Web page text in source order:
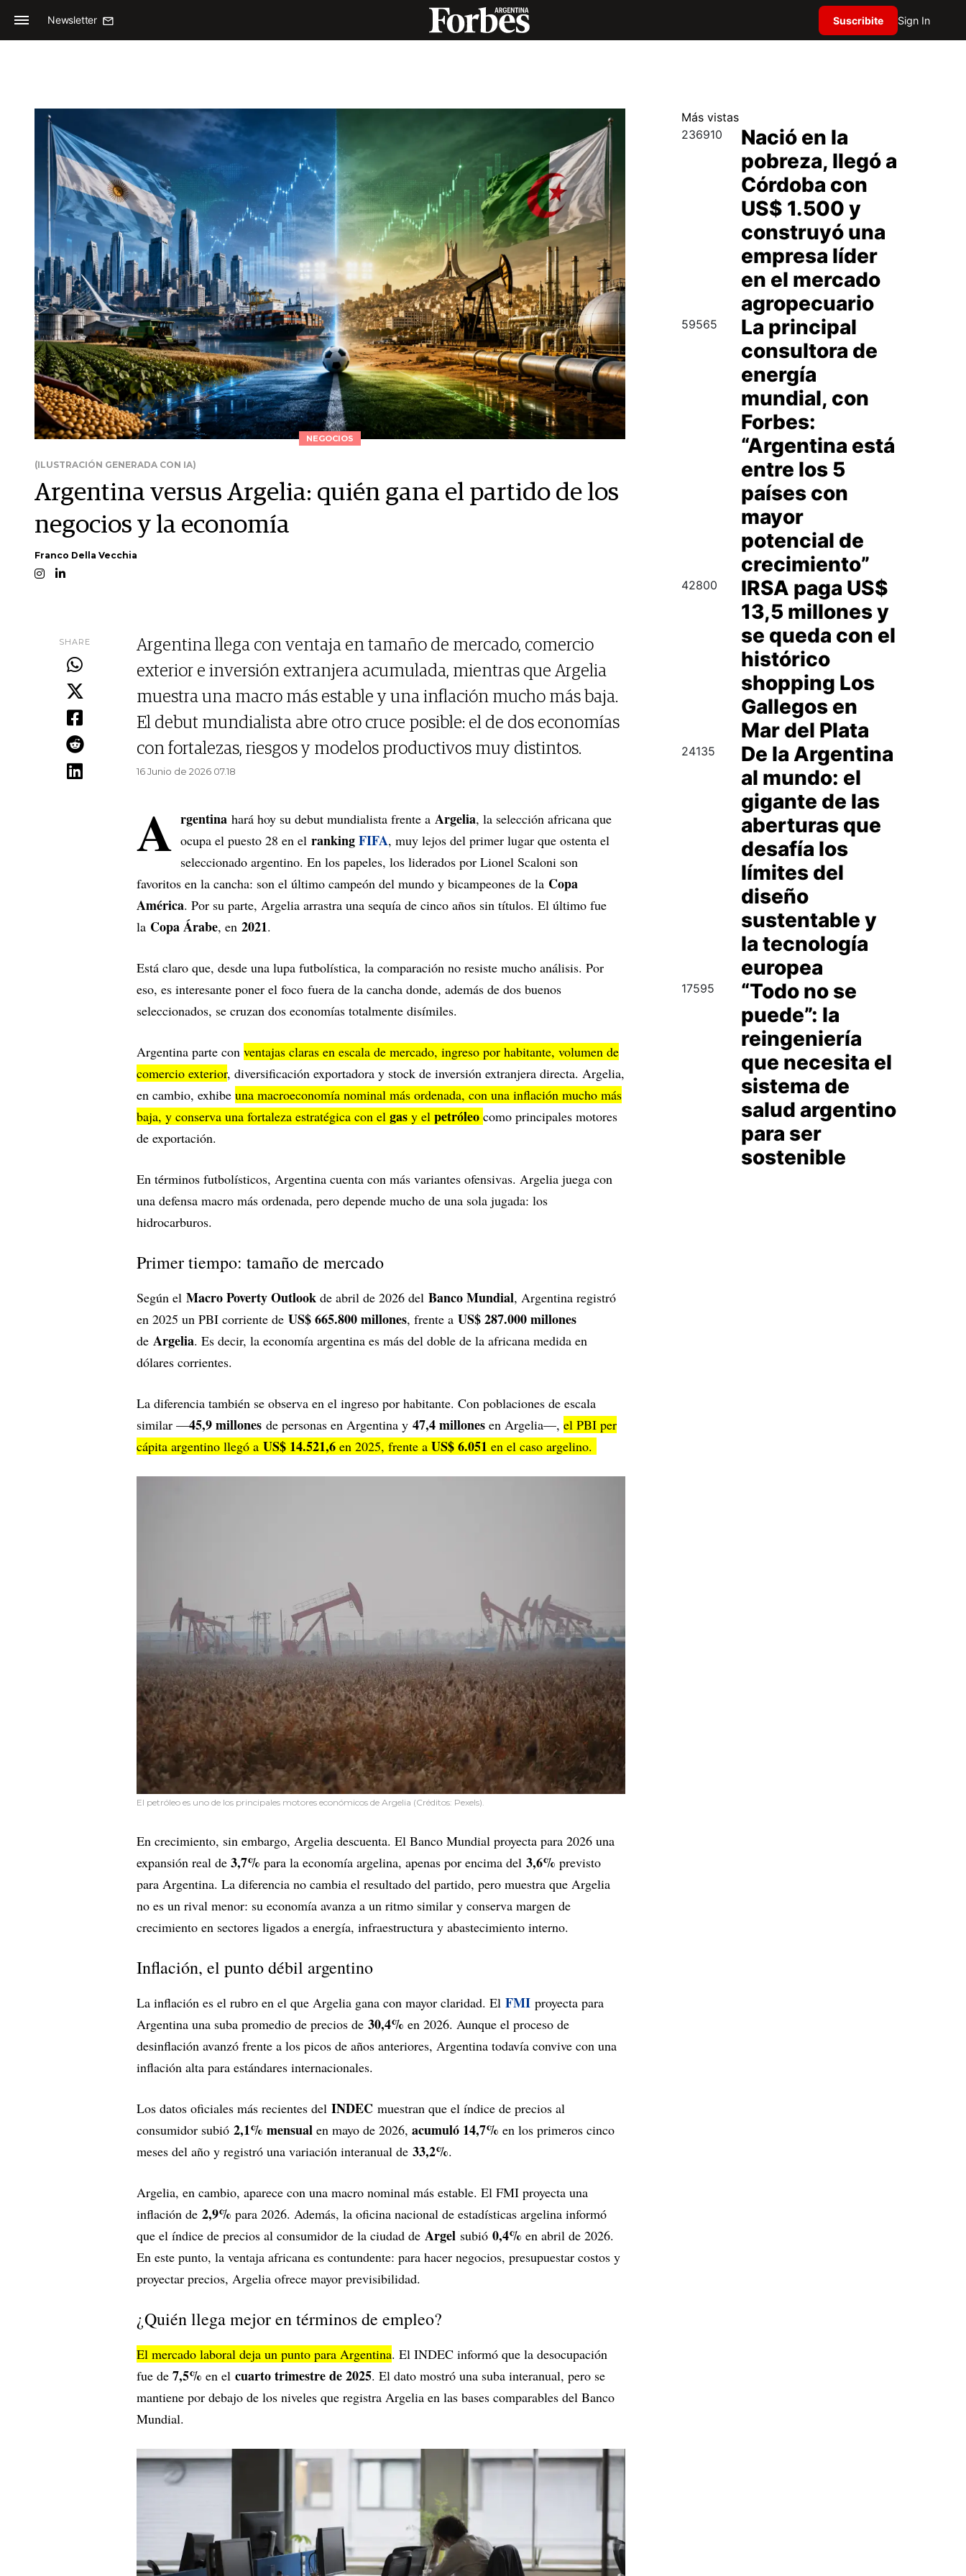
Newsletter Suscribite Sign In
NEGOCIOS
(ILUSTRACIÓN GENERADA CON IA)
Argentina versus Argelia: quién gana el partido de los
negocios y la economía
Franco Della Vecchia
SHARE
Argentina llega con ventaja en tamaño de mercado, comercio
exterior e inversión extranjera acumulada, mientras que Argelia
muestra una macro más estable y una inflación mucho más baja.
El debut mundialista abre otro cruce posible: el de dos economías
con fortalezas, riesgos y modelos productivos muy distintos.
16 Junio de 2026 07.18
A rgentina hará hoy su debut mundialista frente a Argelia, la selección africana que
ocupa el puesto 28 en el rankingFIFA, muy lejos del primer lugar que ostenta el
seleccionado argentino. En los papeles, los liderados por Lionel Scaloni son
favoritos en la cancha: son el último campeón del mundo y bicampeones de la Copa
América. Por su parte, Argelia arrastra una sequía de cinco años sin títulos. El último fue
la Copa Árabe, en 2021.
Está claro que, desde una lupa futbolística, la comparación no resiste mucho análisis. Por
eso, es interesante poner el foco fuera de la cancha donde, además de dos buenos
seleccionados, se cruzan dos economías totalmente disímiles.
Argentina parte con ventajas claras en escala de mercado, ingreso por habitante, volumen de
comercio exterior, diversificación exportadora y stock de inversión extranjera directa. Argelia,
en cambio, exhibe una macroeconomía nominal más ordenada, con una inflación mucho más
baja, y conserva una fortaleza estratégica con el gas y el petróleo como principales motores
de exportación.
En términos futbolísticos, Argentina cuenta con más variantes ofensivas. Argelia juega con
una defensa macro más ordenada, pero depende mucho de una sola jugada: los
hidrocarburos.
Primer tiempo: tamaño de mercado
Según el Macro Poverty Outlook de abril de 2026 del Banco Mundial, Argentina registró
en 2025 un PBI corriente de US$ 665.800 millones, frente a US$ 287.000 millones
de Argelia. Es decir, la economía argentina es más del doble de la africana medida en
dólares corrientes.
La diferencia también se observa en el ingreso por habitante. Con poblaciones de escala
similar —45,9 millones de personas en Argentina y 47,4 millones en Argelia—, el PBI per
cápita argentino llegó a US$ 14.521,6 en 2025, frente a US$ 6.051 en el caso argelino.
El petróleo es uno de los principales motores económicos de Argelia (Créditos: Pexels).
En crecimiento, sin embargo, Argelia descuenta. El Banco Mundial proyecta para 2026 una
expansión real de 3,7% para la economía argelina, apenas por encima del 3,6% previsto
para Argentina. La diferencia no cambia el resultado del partido, pero muestra que Argelia
no es un rival menor: su economía avanza a un ritmo similar y conserva margen de
crecimiento en sectores ligados a energía, infraestructura y abastecimiento interno.
Inflación, el punto débil argentino
La inflación es el rubro en el que Argelia gana con mayor claridad. El FMI proyecta para
Argentina una suba promedio de precios de 30,4% en 2026. Aunque el proceso de
desinflación avanzó frente a los picos de años anteriores, Argentina todavía convive con una
inflación alta para estándares internacionales.
Los datos oficiales más recientes del INDEC muestran que el índice de precios al
consumidor subió 2,1% mensual en mayo de 2026, acumuló 14,7% en los primeros cinco
meses del año y registró una variación interanual de 33,2%.
Argelia, en cambio, aparece con una macro nominal más estable. El FMI proyecta una
inflación de 2,9% para 2026. Además, la oficina nacional de estadísticas argelina informó
que el índice de precios al consumidor de la ciudad de Argel subió 0,4% en abril de 2026.
En este punto, la ventaja africana es contundente: para hacer negocios, presupuestar costos y
proyectar precios, Argelia ofrece mayor previsibilidad.
¿Quién llega mejor en términos de empleo?
El mercado laboral deja un punto para Argentina. El INDEC informó que la desocupación
fue de 7,5% en el cuarto trimestre de 2025. El dato mostró una suba interanual, pero se
mantiene por debajo de los niveles que registra Argelia en las bases comparables del Banco
Mundial.
Más vistas
236910
Nació en la
pobreza, llegó a
Córdoba con
US$ 1.500 y
construyó una
empresa líder
en el mercado
agropecuario
59565
La principal
consultora de
energía
mundial, con
Forbes:
“Argentina está
entre los 5
países con
mayor
potencial de
crecimiento”
42800
IRSA paga US$
13,5 millones y
se queda con el
histórico
shopping Los
Gallegos en
Mar del Plata
24135
De la Argentina
al mundo: el
gigante de las
aberturas que
desafía los
límites del
diseño
sustentable y
la tecnología
europea
17595
“Todo no se
puede”: la
reingeniería
que necesita el
sistema de
salud argentino
para ser
sostenible